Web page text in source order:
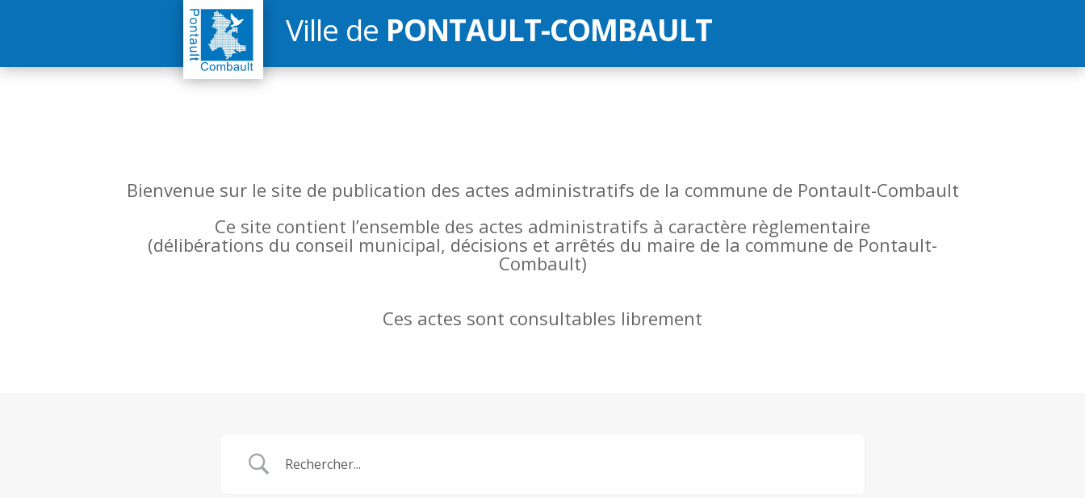
Ville de PONTAULT-COMBAULT
Bienvenue sur le site de publication des actes administratifs de la commune de Pontault-Combault
Ce site contient l’ensemble des actes administratifs à caractère règlementaire
(délibérations du conseil municipal, décisions et arrêtés du maire de la commune de Pontault-
Combault)
Ces actes sont consultables librement